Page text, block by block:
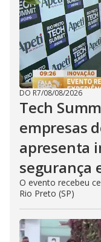
DO R7/08/08/2026
Tech
empresas
apresenta
segurança
O evento recebeu
Rio Preto (SP)